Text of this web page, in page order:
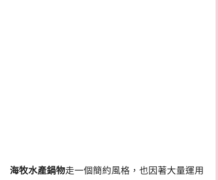
海牧水產鍋物走一個簡約風格，也因著大量運用